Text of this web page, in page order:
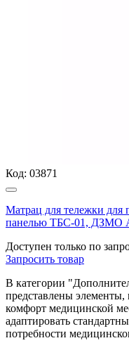
Код: 03871
Матрац для тележки для
панелью ТБС-01,
Доступен только по
Запросить товар
В категории
представлены
комфорт медицинской
адаптировать
потребности